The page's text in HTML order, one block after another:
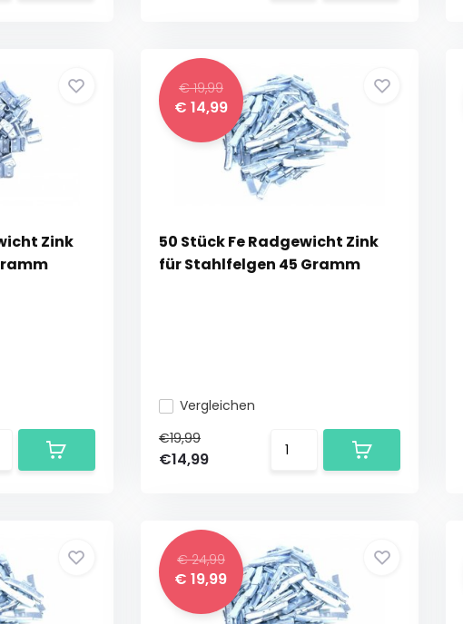
Zink
€ 19,99
€ 14,99
50 Stück Fe Radgewicht Zink
für Stahlfelgen 45 Gramm
Vergleichen
€19,99
€14,99
€ 24,99
€ 19,99